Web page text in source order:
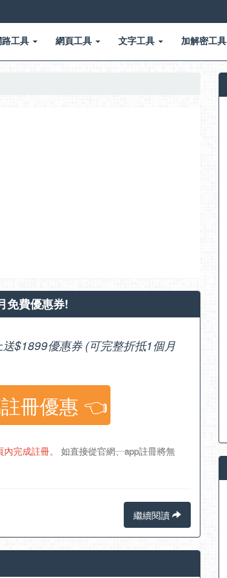
工具 網頁工具 文字工具 加解密工具
免費優惠券!
$1899優惠券 (可完整折抵1個月
冊優惠 👈
完成註冊。
如直接從官網、app註冊將無
繼續閱讀